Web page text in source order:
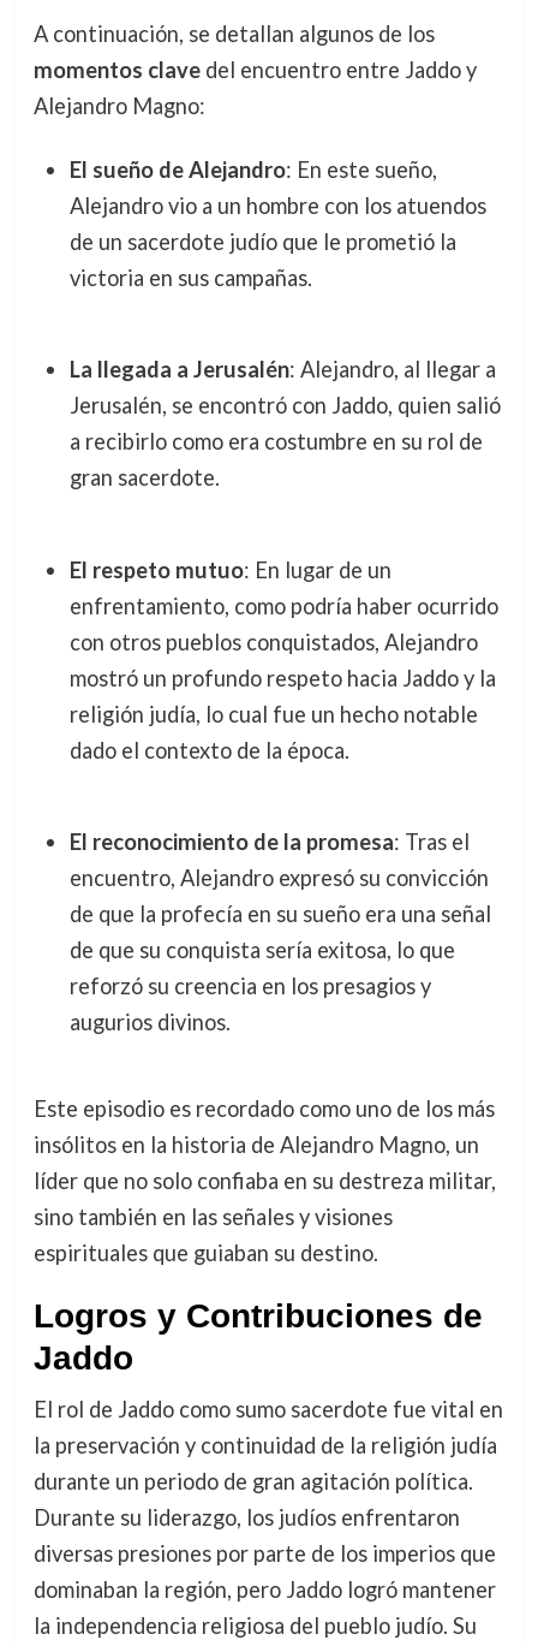
A continuación, se detallan algunos de los
momentos clavedel encuentro entre Jaddo y
Alejandro Magno:
El sueño de Alejandro: En este sueño,
Alejandro vio a un hombre con los atuendos
de un sacerdote judío que le prometió la
victoria en sus campañas.
La llegada a Jerusalén: Alejandro, al llegar a
Jerusalén, se encontró con Jaddo, quien salió
a recibirlo como era costumbre en su rol de
gran sacerdote.
El respeto mutuo: En lugar de un
enfrentamiento, como podría haber ocurrido
con otros pueblos conquistados, Alejandro
mostró un profundo respeto hacia Jaddo y la
religión judía, lo cual fue un hecho notable
dado el contexto de la época.
El reconocimiento de la promesa: Tras el
encuentro, Alejandro expresó su convicción
de que la profecía en su sueño era una señal
de que su conquista sería exitosa, lo que
reforzó su creencia en los presagios y
augurios divinos.
Este episodio es recordado como uno de los más
insólitos en la historia de Alejandro Magno, un
líder que no solo confiaba en su destreza militar,
sino también en las señales y visiones
espirituales que guiaban su destino.
Logros y Contribuciones de
Jaddo
El rol de Jaddo como sumo sacerdote fue vital en
la preservación y continuidad de la religión judía
durante un periodo de gran agitación política.
Durante su liderazgo, los judíos enfrentaron
diversas presiones por parte de los imperios que
dominaban la región, pero Jaddo logró mantener
la independencia religiosa del pueblo judío. Su